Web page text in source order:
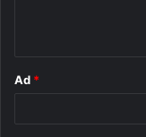
Ad *